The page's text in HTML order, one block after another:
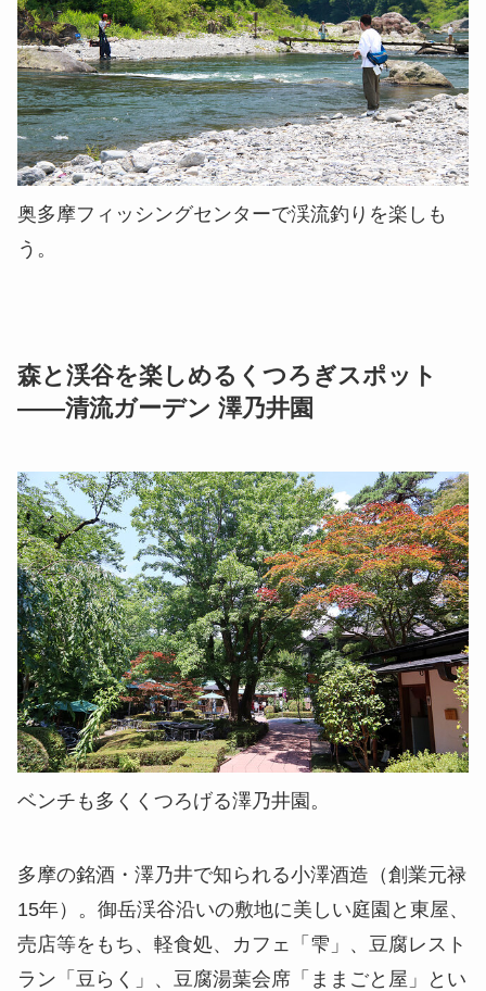
奥多摩フィッシングセンターで渓流釣りを楽しも
う。
森と渓谷を楽しめるくつろぎスポット
――清流ガーデン 澤乃井園
ベンチも多くくつろげる澤乃井園。
多摩の銘酒・澤乃井で知られる小澤酒造（創業元禄
15年）。御岳渓谷沿いの敷地に美しい庭園と東屋、
売店等をもち、軽食処、カフェ「雫」、豆腐レスト
ラン「豆らく」、豆腐湯葉会席「ままごと屋」とい